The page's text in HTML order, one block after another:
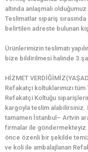
altında anlaşmalı
Teslimatlar sipariş
belirtilen adreste bulunan
Ürünlerimizin teslimatı
bize bildirilmesi halinde
HİZMET
Refakatçi koltuklarımızı
Refakatçi Koltuğu
kargoyla teslim alabilirsiniz.
tamamen İstanbul– Artvin
firmalar ile
önce özenli bir şekilde
ve koli ile ambalajlanan